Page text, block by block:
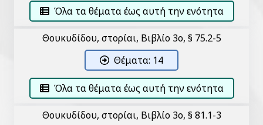
Όλα τα θέματα έως αυτή την ενότητα
Θουκυδίδου, Ἱστορίαι, Βιβλίο 3ο, § 75.2-5
Θέματα: 14
Όλα τα θέματα έως αυτή την ενότητα
Θουκυδίδου, Ἱστορίαι, Βιβλίο 3ο, § 81.1-3